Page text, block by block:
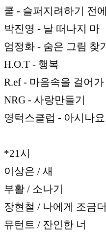
쿨 - 슬퍼지려하기 전에
박진영 - 날 떠나지 마
엄정화 - 숨은 그림 찾기
H.O.T - 행복
R.ef - 마음속을 걸어가
NRG - 사랑만들기
영턱스클럽 - 아시나요
*21시
이상은 / 새
부활 / 소나기
장현철 / 나에게 조금더
뮤턴트 / 잔인한 너